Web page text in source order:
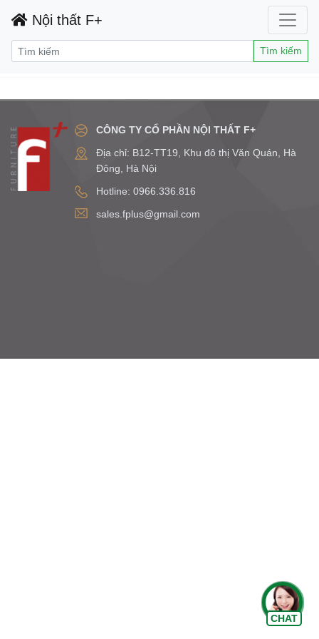
Nội thất F+
Tìm kiếm
CÔNG TY CỔ PHẦN NỘI THẤT F+
Địa chỉ: B12-TT19, Khu đô thị Văn Quán, Hà
Đông, Hà Nội
Hotline: 0966.336.816
sales.fplus@gmail.com
CHAT